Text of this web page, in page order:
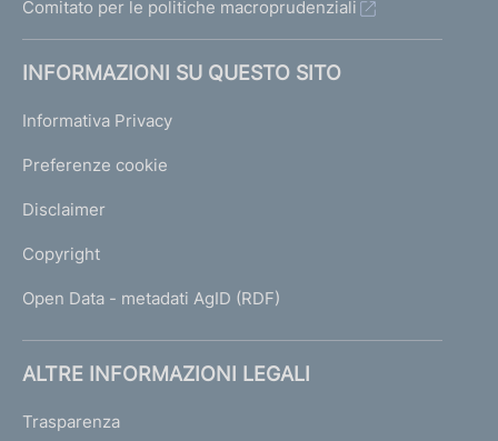
Comitato per le politiche macroprudenziali
INFORMAZIONI SU QUESTO SITO
Informativa Privacy
Preferenze cookie
Disclaimer
Copyright
Open Data - metadati AgID (RDF)
ALTRE INFORMAZIONI LEGALI
Trasparenza